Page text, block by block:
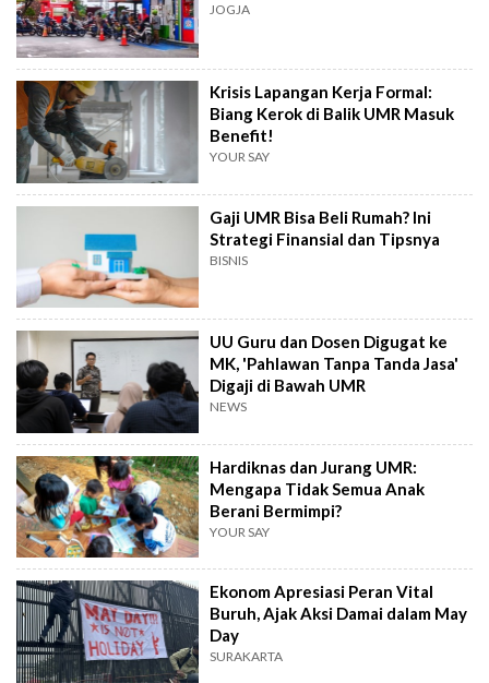
JOGJA
Krisis Lapangan Kerja Formal:
Biang Kerok di Balik UMR Masuk
Benefit!
YOUR SAY
Gaji UMR Bisa Beli Rumah? Ini
Strategi Finansial dan Tipsnya
BISNIS
UU Guru dan Dosen Digugat ke
MK, 'Pahlawan Tanpa Tanda Jasa'
Digaji di Bawah UMR
NEWS
Hardiknas dan Jurang UMR:
Mengapa Tidak Semua Anak
Berani Bermimpi?
YOUR SAY
Ekonom Apresiasi Peran Vital
Buruh, Ajak Aksi Damai dalam May
Day
SURAKARTA